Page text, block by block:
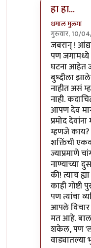
हा हा...
धमाल मुलगा
गुरुवार, 10/
In reply to
जबरान् !
पण जगामध्ये
घटना आहेत
बुध्दीला
नाहीत असं
नाही.
आपण देव
प्रमोद
म्हणजे काय?
शक्तिंची
ज्याप्रमाणे
नाण्याच्या
की! त्याच
काही गोष्टी
पण त्यांचा
आपले विचार
मत आहे.
शकेल, पण